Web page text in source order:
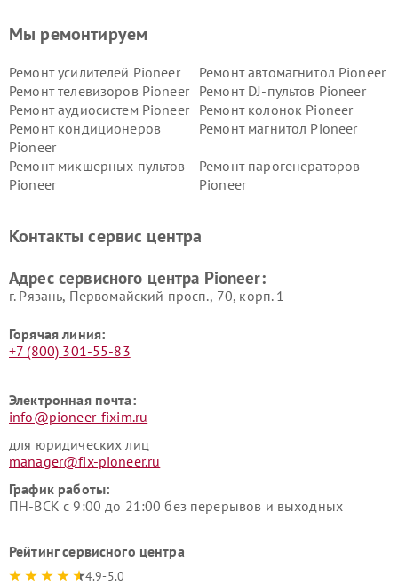
Мы ремонтируем
Ремонт усилителей Pioneer
Ремонт автомагнитол Pioneer
Ремонт телевизоров Pioneer
Ремонт DJ-пультов Pioneer
Ремонт аудиосистем Pioneer
Ремонт колонок Pioneer
Ремонт кондиционеров
Pioneer
Ремонт магнитол Pioneer
Ремонт микшерных пультов
Pioneer
Ремонт парогенераторов
Pioneer
Контакты сервис центра
Адрес сервисного центра Pioneer:
г. Рязань, Первомайский просп., 70, корп. 1
Горячая линия:
+7 (800) 301-55-83
Электронная почта:
info@pioneer-fixim.ru
для юридических лиц
manager@fix-pioneer.ru
График работы:
ПН-ВСК с 9:00 до 21:00 без перерывов и выходных
Рейтинг сервисного центра
4.9-5.0